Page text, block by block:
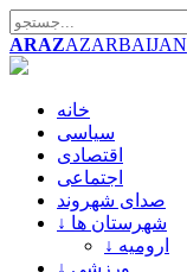
ARAZAZARBAIJAN
خانه
سیاسی
اقتصادی
اجتماعی
صدای شهروند
↓ شهرستان ها
↓ ارومیه
↓ ورزشی